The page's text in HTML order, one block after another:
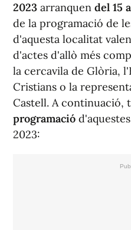
2023 arranquen del 15
de la programació de
d'aquesta localitat
d'actes d'allò més
la cercavila de Glòria,
Cristians o la
Castell. A continuació,
programació
2023: